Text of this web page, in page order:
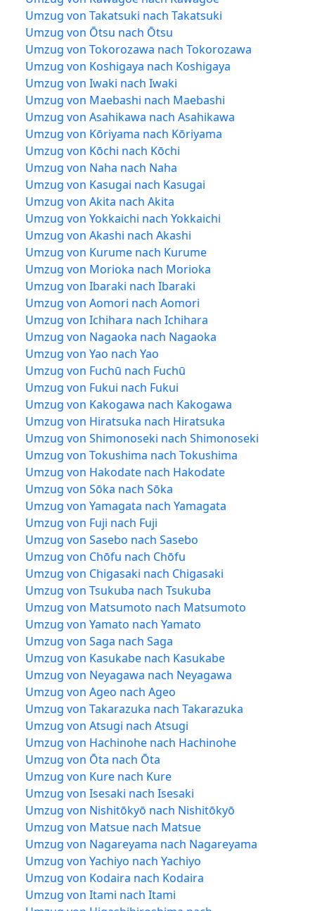
Umzug von Takatsuki nach Takatsuki
Umzug von Ōtsu nach Ōtsu
Umzug von Tokorozawa nach Tokorozawa
Umzug von Koshigaya nach Koshigaya
Umzug von Iwaki nach Iwaki
Umzug von Maebashi nach Maebashi
Umzug von Asahikawa nach Asahikawa
Umzug von Kōriyama nach Kōriyama
Umzug von Kōchi nach Kōchi
Umzug von Naha nach Naha
Umzug von Kasugai nach Kasugai
Umzug von Akita nach Akita
Umzug von Yokkaichi nach Yokkaichi
Umzug von Akashi nach Akashi
Umzug von Kurume nach Kurume
Umzug von Morioka nach Morioka
Umzug von Ibaraki nach Ibaraki
Umzug von Aomori nach Aomori
Umzug von Ichihara nach Ichihara
Umzug von Nagaoka nach Nagaoka
Umzug von Yao nach Yao
Umzug von Fuchū nach Fuchū
Umzug von Fukui nach Fukui
Umzug von Kakogawa nach Kakogawa
Umzug von Hiratsuka nach Hiratsuka
Umzug von Shimonoseki nach Shimonoseki
Umzug von Tokushima nach Tokushima
Umzug von Hakodate nach Hakodate
Umzug von Sōka nach Sōka
Umzug von Yamagata nach Yamagata
Umzug von Fuji nach Fuji
Umzug von Sasebo nach Sasebo
Umzug von Chōfu nach Chōfu
Umzug von Chigasaki nach Chigasaki
Umzug von Tsukuba nach Tsukuba
Umzug von Matsumoto nach Matsumoto
Umzug von Yamato nach Yamato
Umzug von Saga nach Saga
Umzug von Kasukabe nach Kasukabe
Umzug von Neyagawa nach Neyagawa
Umzug von Ageo nach Ageo
Umzug von Takarazuka nach Takarazuka
Umzug von Atsugi nach Atsugi
Umzug von Hachinohe nach Hachinohe
Umzug von Ōta nach Ōta
Umzug von Kure nach Kure
Umzug von Isesaki nach Isesaki
Umzug von Nishitōkyō nach Nishitōkyō
Umzug von Matsue nach Matsue
Umzug von Nagareyama nach Nagareyama
Umzug von Yachiyo nach Yachiyo
Umzug von Kodaira nach Kodaira
Umzug von Itami nach Itami